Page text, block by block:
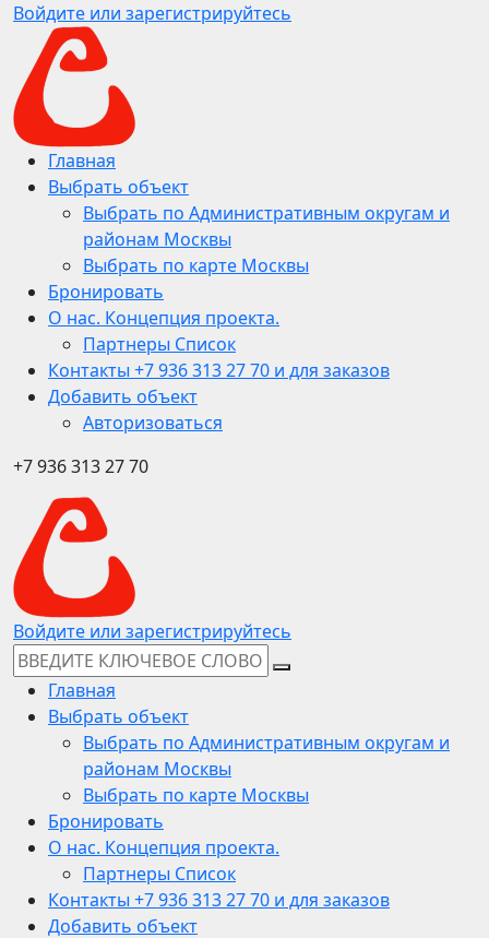
Войдите или зарегистрируйтесь
Главная
Выбрать объект
Выбрать по Административным округам и
районам Москвы
Выбрать по карте Москвы
Бронировать
О нас. Концепция проекта.
Партнеры Список
Контакты +7 936 313 27 70 и для заказов
Добавить объект
Авторизоваться
+7 936 313 27 70
Войдите или зарегистрируйтесь
Главная
Выбрать объект
Выбрать по Административным округам и
районам Москвы
Выбрать по карте Москвы
Бронировать
О нас. Концепция проекта.
Партнеры Список
Контакты +7 936 313 27 70 и для заказов
Добавить объект